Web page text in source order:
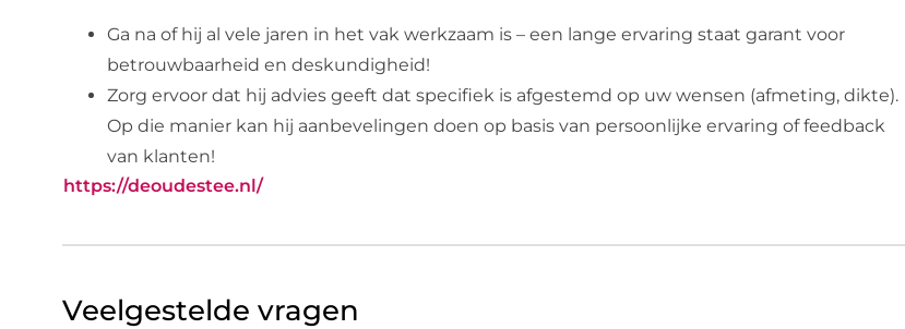
Ga na of hij al vele jaren in het vak werkzaam is – een lange ervaring staat garant voor
betrouwbaarheid en deskundigheid!
Zorg ervoor dat hij advies geeft dat specifiek is afgestemd op uw wensen (afmeting, dikte).
Op die manier kan hij aanbevelingen doen op basis van persoonlijke ervaring of feedback
van klanten!
https://deoudestee.nl/
Veelgestelde vragen